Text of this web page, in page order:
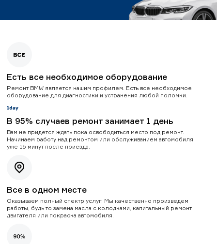
Есть все необходимое оборудование
Ремонт BMW является нашим профилем. Есть все необходимое
оборудование для диагностики и устранения любой поломки.
В 95% случаев ремонт занимает 1 день
Вам не придется ждать пока освободиться место под ремонт.
Начинаем работу над ремонтом или обслуживанием автомобиля
уже 15 минут после приезда.
Все в одном месте
Оказываем полный спектр услуг. Мы качественно произведем
работы, будь то замена масла с колодками, капитальный ремонт
двигателя или покраска автомобиля.